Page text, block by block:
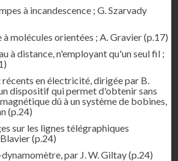
à incandescence ; G. Szarvady
molécules orientées ; A. Gravier(p.17)
à distance, n'employant qu'un seul fil ;
récents en électricité, dirigée par B.
dispositif qui permet d'obtenir sans
dû à un système de bobines,
(p.24)
sur les lignes télégraphiques
(p.24)
par J. W. Giltay(p.24)